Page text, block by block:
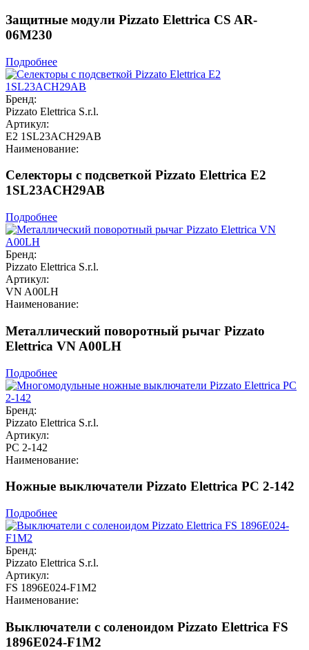
Защитные модули Pizzato Elettrica CS AR-
06M230
Подробнее
Бренд:
Pizzato Elettrica S.r.l.
Артикул:
E2 1SL23ACH29AB
Наименование:
Селекторы с подсветкой Pizzato Elettrica E2
1SL23ACH29AB
Подробнее
Бренд:
Pizzato Elettrica S.r.l.
Артикул:
VN A00LH
Наименование:
Металлический поворотный рычаг Pizzato
Elettrica VN A00LH
Подробнее
Бренд:
Pizzato Elettrica S.r.l.
Артикул:
PC 2-142
Наименование:
Ножные выключатели Pizzato Elettrica PC 2-142
Подробнее
Бренд:
Pizzato Elettrica S.r.l.
Артикул:
FS 1896E024-F1M2
Наименование:
Выключатели с соленоидом Pizzato Elettrica FS
1896E024-F1M2